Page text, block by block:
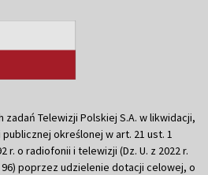
Telewizji Polskiej S.A. w likwidacji,
określonej w art. 21 ust. 1
r. o radiofonii i telewizji (Dz. U. z 2022 r.
96) poprzez udzielenie dotacji celowej, o